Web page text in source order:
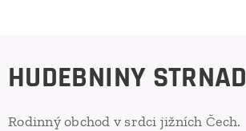
HUDEBNINY STRNAD
Rodinný obchod v srdci jižních Čech.